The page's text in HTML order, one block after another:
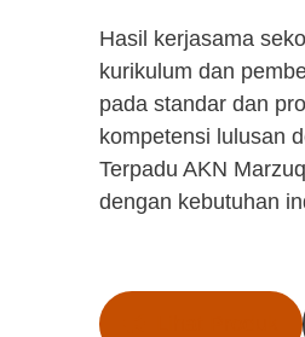
Hasil kerjasama
kurikulum dan
pada standar dan
kompetensi lulusan
Terpadu AKN
dengan kebutuhan